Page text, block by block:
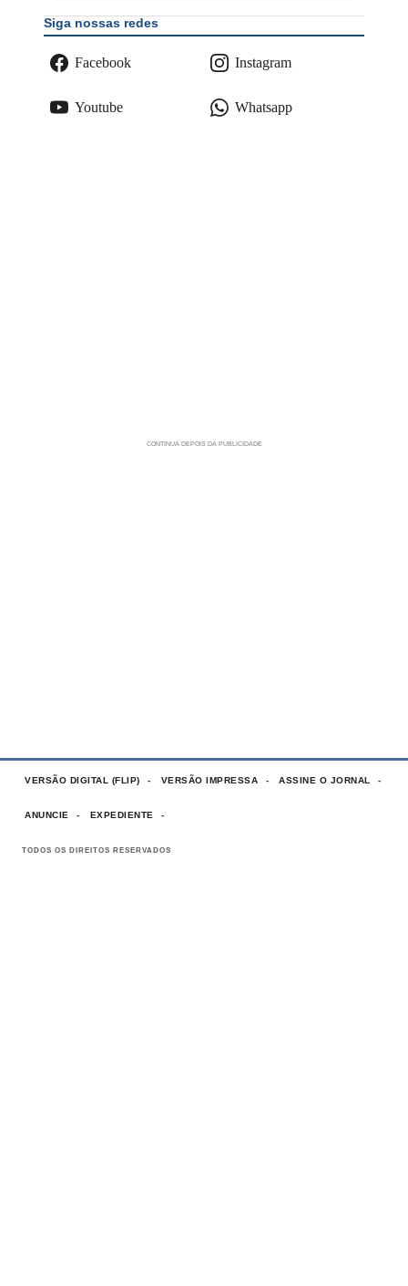
Siga nossas redes
Facebook Instagram
Youtube Whatsapp
VERSÃO DIGITAL (FLIP) VERSÃO IMPRESSA ASSINE O JORNAL
ANUNCIE EXPEDIENTE
TODOS OS DIREITOS RESERVADOS